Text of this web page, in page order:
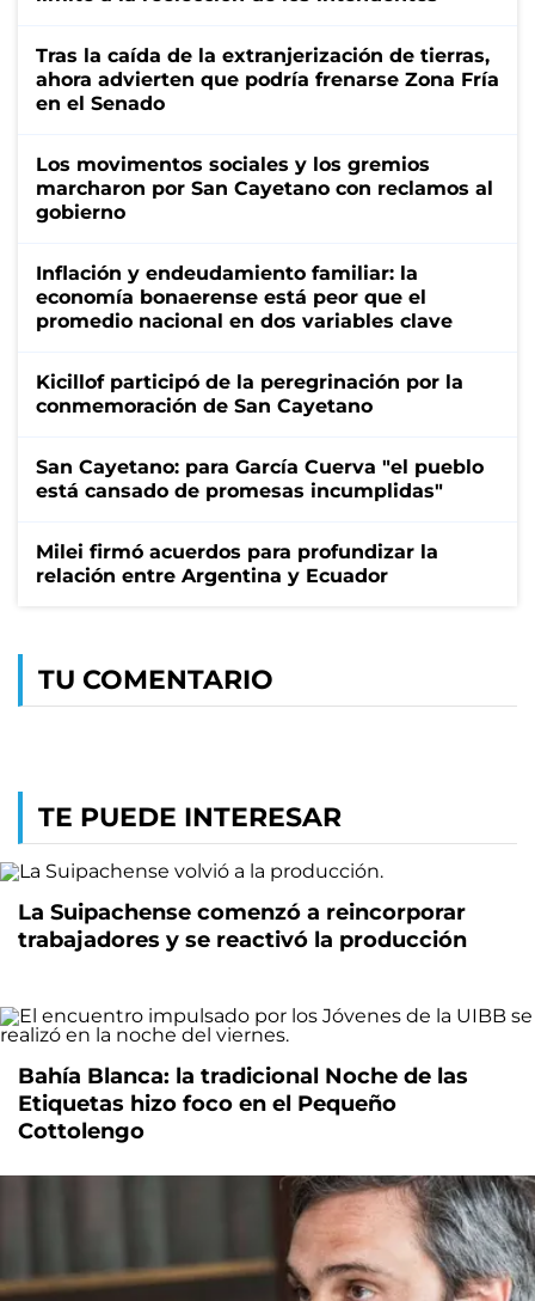
Tras la caída de la extranjerización de tierras,
ahora advierten que podría frenarse Zona Fría
en el Senado
Los movimentos sociales y los gremios
marcharon por San Cayetano con reclamos al
gobierno
Inflación y endeudamiento familiar: la
economía bonaerense está peor que el
promedio nacional en dos variables clave
Kicillof participó de la peregrinación por la
conmemoración de San Cayetano
San Cayetano: para García Cuerva "el pueblo
está cansado de promesas incumplidas"
Milei firmó acuerdos para profundizar la
relación entre Argentina y Ecuador
TU COMENTARIO
TE PUEDE INTERESAR
La Suipachense comenzó a reincorporar
trabajadores y se reactivó la producción
Bahía Blanca: la tradicional Noche de las
Etiquetas hizo foco en el Pequeño
Cottolengo